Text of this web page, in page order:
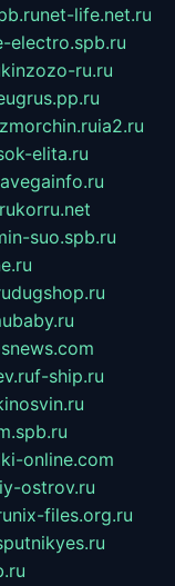
net-life.net.ru
electro.spb.ru
kinzozo-ru.ru
ia2.ru
elita.ru
avegainfo.ru
korru.net
suo.spb.ru
dugshop.ru
f-ship.ru
online.com
ostrov.ru
nix-files.org.ru